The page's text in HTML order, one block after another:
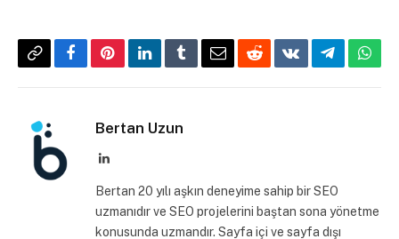
CopyFacebookPinterestLinkedInTumblrEmailRedditVKontakte
Telegram
Bertan Uzun
LinkedIn
Bertan 20 yılı aşkın deneyime sahip bir SEO
uzmanıdır ve SEO projelerini baştan sona yönetme
konusunda uzmandır. Sayfa içi ve sayfa dışı